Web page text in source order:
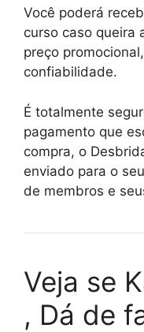
Você poderá
curso caso queira
preço
confiabilidade.
É totalmente
pagamento que
compra, o
enviado para o
de membros e
Veja se
, Dá de